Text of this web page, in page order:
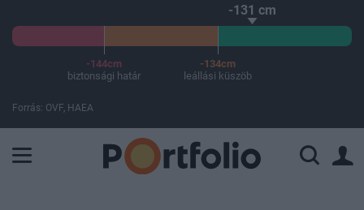
-131 cm
-144cm
biztonsági határ
-134cm
leállási küszöb
Forrás: OVF, HAEA